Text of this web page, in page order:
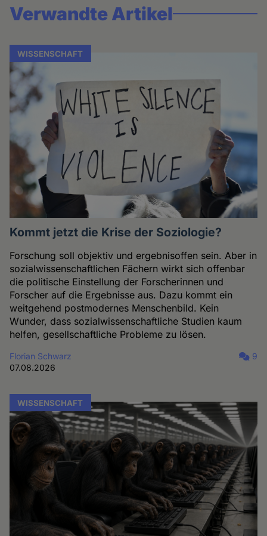
Verwandte Artikel
WISSENSCHAFT
Kommt jetzt die Krise der Soziologie?
Forschung soll objektiv und ergebnisoffen sein. Aber in
sozialwissenschaftlichen Fächern wirkt sich offenbar
die politische Einstellung der Forscherinnen und
Forscher auf die Ergebnisse aus. Dazu kommt ein
weitgehend postmodernes Menschenbild. Kein
Wunder, dass sozialwissenschaftliche Studien kaum
helfen, gesellschaftliche Probleme zu lösen.
Florian Schwarz
07.08.2026
9
WISSENSCHAFT